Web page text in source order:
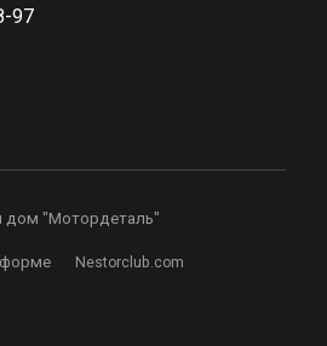
97
дом "Мотордеталь"
Nestorclub.com